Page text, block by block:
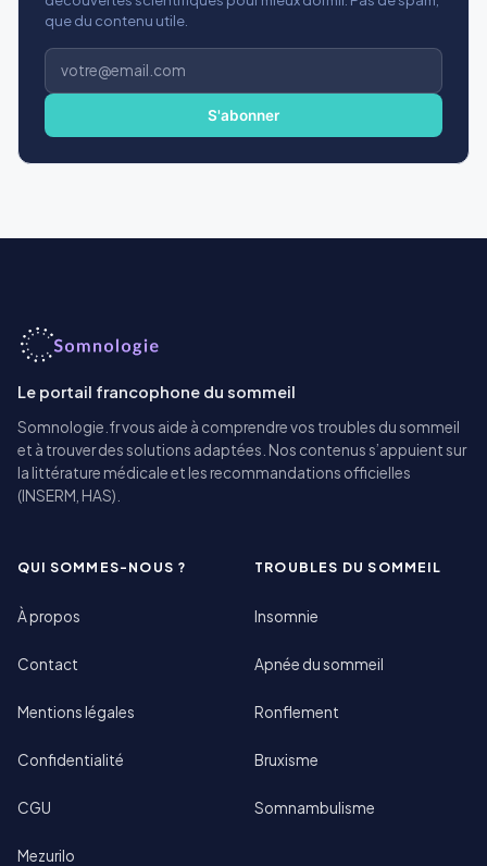
que du contenu utile.
Adresse
e-
S'abonner
Le portail francophone du sommeil
Somnologie.fr vous aide à comprendre vos troubles du sommeil
et à trouver des solutions adaptées. Nos contenus s’appuient sur
la littérature médicale et les recommandations officielles
(INSERM, HAS).
QUI SOMMES-NOUS ?
À propos
Contact
Mentions légales
Confidentialité
CGU
Mezurilo
TROUBLES DU SOMMEIL
Insomnie
Apnée du sommeil
Ronflement
Bruxisme
Somnambulisme